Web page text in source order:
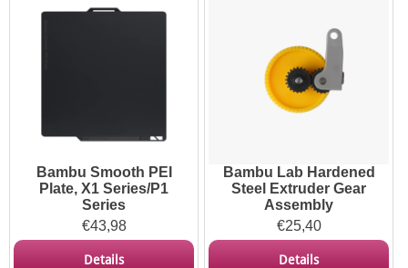
Bambu Smooth PEI
Plate, X1 Series/P1
Series
€43,98
Details
Bambu Lab Hardened
Steel Extruder Gear
Assembly
€25,40
Details